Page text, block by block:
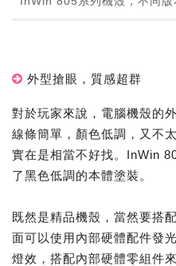
外型搶眼，質感超群
對於玩家來說，電腦機殼的
線條簡單，顏色低調，又不
實在是相當不好找。InWin
了黑色低調的本體塗裝。
既然是精品機殼，當然要搭
面可以使用內部硬體配件發
燈效，搭配內部硬體零組件